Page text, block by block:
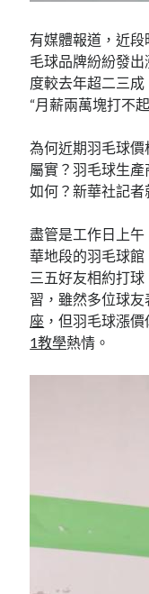
有媒體報道，近
毛球品牌紛紛發
度較去年超二三成
“月薪兩萬塊打不
為何近期羽毛球價
屬實？羽毛球生
如何？新華社記者
盡管是工作日上
華地段的羽毛球館
三五好友相約打
習，雖然多位球
座 ，但羽毛球漲
1教學熱情。